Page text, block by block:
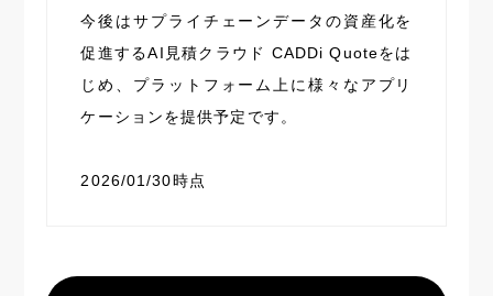
今後はサプライチェーンデータの資産化を
促進するAI見積クラウド CADDi Quoteをは
じめ、プラットフォーム上に様々なアプリ
ケーションを提供予定です。
2026/01/30時点